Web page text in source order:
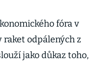
fóra v
odpálených z
jako důkaz toho,